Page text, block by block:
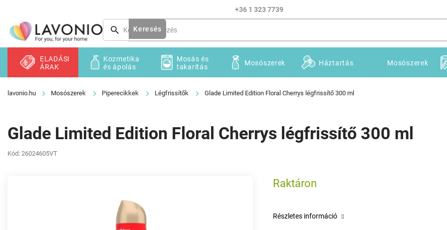
tartalomhoz
+36 1 323 7739
Keresés
ELADÁSI
ÁRAK
Kozmetika
és ápolás
Mosás és
takarítás
Mosószerek Háztartás Mosószerek
Mosószerek Piperecikkek Légfrissítők Glade Limited Edition Floral Cherrys légfrissítő 300 ml
Glade Limited Edition Floral Cherrys légfrissítő 300 ml
Kód: 26024605VT
Raktáron
Részletes információ